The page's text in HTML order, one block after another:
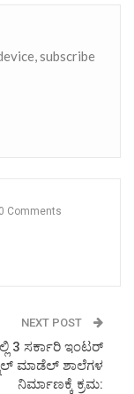
subscribe
0 Comments
NEXT POST
3 ಸರ್ಕಾರಿ ಇಂಟರ್
ಮಾಡೆಲ್ ಶಾಲೆಗಳ
ನಿರ್ಮಾಣಕ್ಕೆ ಕ್ರಮ: